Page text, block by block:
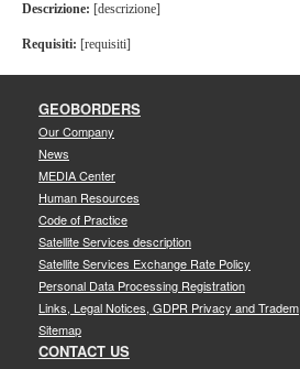
Descrizione: [descrizione]
Requisiti: [requisiti]
GEOBORDERS
Our Company
News
MEDIA Center
Human Resources
Code of Practice
Satellite Services description
Satellite Services Exchange Rate Policy
Personal Data Processing Registration
Links, Legal Notices, GDPR Privacy and Tradem
Sitemap
CONTACT US